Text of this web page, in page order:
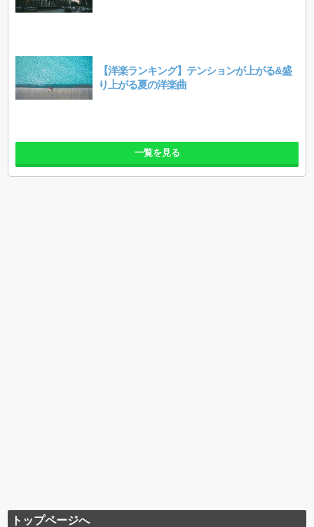
【洋楽ランキング】テンションが上がる&盛
り上がる夏の洋楽曲
一覧を見る
トップページへ